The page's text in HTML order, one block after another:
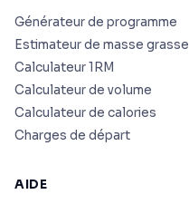
Générateur de programme
Estimateur de masse grasse
Calculateur 1RM
Calculateur de volume
Calculateur de calories
Charges de départ
AIDE